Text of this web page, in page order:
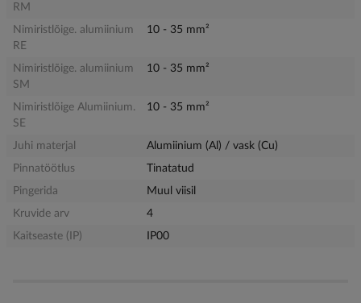
RM
Nimiristlõige. alumiinium
RE
10 - 35 mm²
Nimiristlõige. alumiinium
SM
10 - 35 mm²
Nimiristlõige Alumiinium.
SE
10 - 35 mm²
Juhi materjal
Alumiinium (Al) / vask (Cu)
Pinnatöötlus
Tinatatud
Pingerida
Muul viisil
Kruvide arv
4
Kaitseaste (IP)
IP00